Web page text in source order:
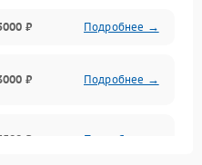
₽ Подробнее →
₽ Подробнее →
₽ Подробнее →